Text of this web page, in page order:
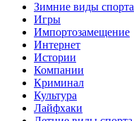
Зимние виды спорта
Игры
Импортозамещение
Интернет
Истории
Компании
Криминал
Культура
Лайфхаки